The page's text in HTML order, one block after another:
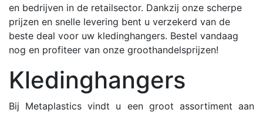
en bedrijven in de retailsector. Dankzij onze scherpe
prijzen en snelle levering bent u verzekerd van de
beste deal voor uw kledinghangers. Bestel vandaag
nog en profiteer van onze groothandelsprijzen!
Kledinghangers
Bij Metaplastics vindt u een groot assortiment aan